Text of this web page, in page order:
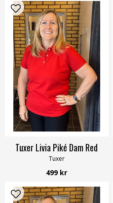
Tuxer Livia Piké Dam Red
Tuxer
499 kr